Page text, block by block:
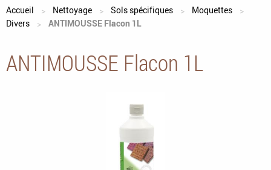
Vous êtes ici
Accueil Nettoyage Sols spécifiques
Moquettes
Divers
ANTIMOUSSE Flacon 1L
ANTIMOUSSE Flacon 1L